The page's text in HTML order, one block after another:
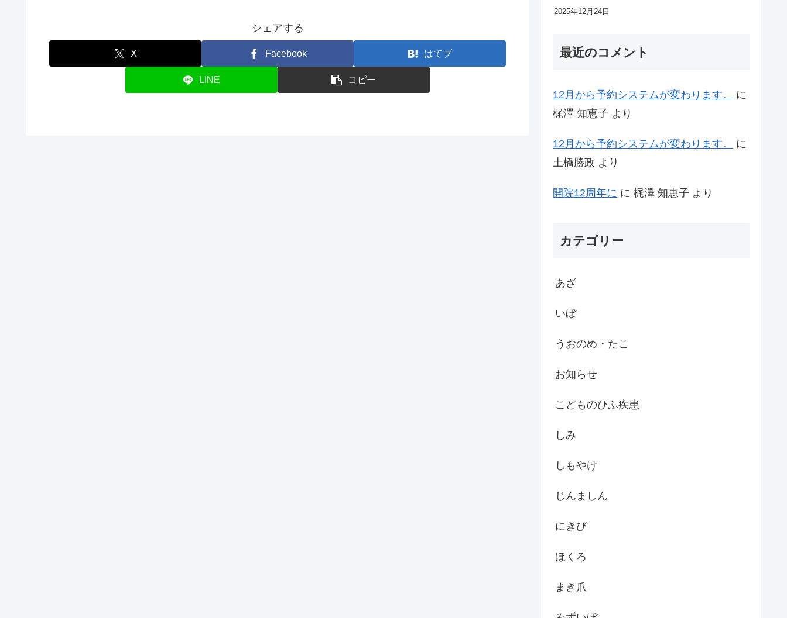
シェアする
X Facebook はてブ
LINE コピー
2025年12月24日
最近のコメント
12月から予約システムが変わります。
に
梶澤 知恵子 より
12月から予約システムが変わります。
に
土橋勝政 より
開院12周年に に 梶澤 知恵子 より
カテゴリー
あざ
いぼ
うおのめ・たこ
お知らせ
こどものひふ疾患
しみ
しもやけ
じんましん
にきび
ほくろ
まき爪